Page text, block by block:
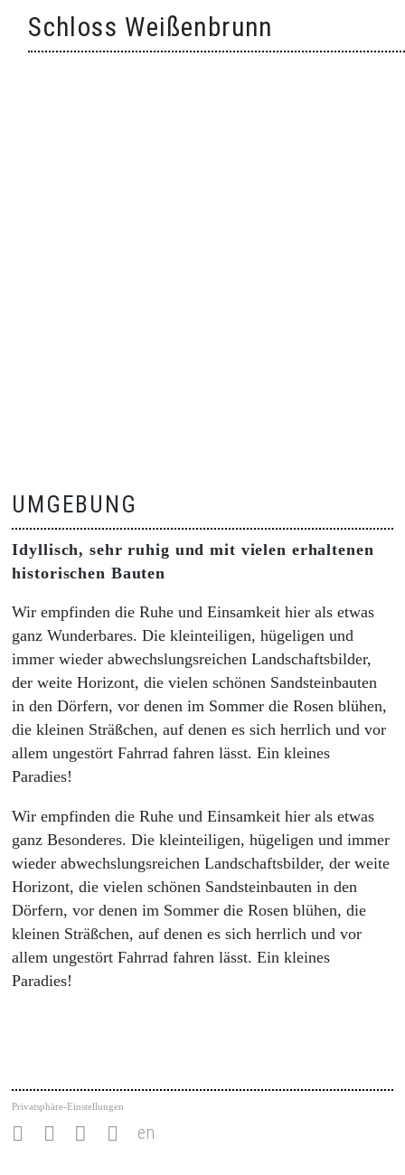
content
Schloss Weißenbrunn
UMGEBUNG
Idyllisch, sehr ruhig und mit vielen erhaltenen
historischen Bauten
Wir empfinden die Ruhe und Einsamkeit hier als etwas
ganz Wunderbares. Die kleinteiligen, hügeligen und
immer wieder abwechslungsreichen Landschaftsbilder,
der weite Horizont, die vielen schönen Sandsteinbauten
in den Dörfern, vor denen im Sommer die Rosen blühen,
die kleinen Sträßchen, auf denen es sich herrlich und vor
allem ungestört Fahrrad fahren lässt. Ein kleines
Paradies!
Wir empfinden die Ruhe und Einsamkeit hier als etwas
ganz Besonderes. Die kleinteiligen, hügeligen und immer
wieder abwechslungsreichen Landschaftsbilder, der weite
Horizont, die vielen schönen Sandsteinbauten in den
Dörfern, vor denen im Sommer die Rosen blühen, die
kleinen Sträßchen, auf denen es sich herrlich und vor
allem ungestört Fahrrad fahren lässt. Ein kleines
Paradies!
Privatsphäre-Einstellungen
en